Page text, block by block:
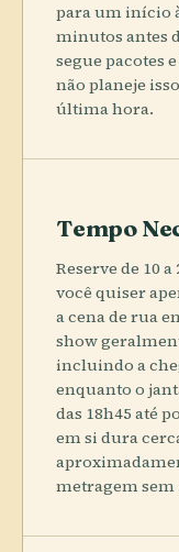
para um início
minutos antes
segue pacotes
não planeje
última hora.
Tempo
Reserve de 10
você quiser
a cena de rua
show
incluindo a
enquanto o
das 18h45 até
em si dura
metragem